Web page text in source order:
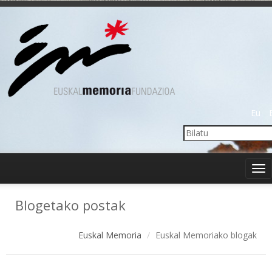
Eu
Blogetako postak
Euskal Memoria Euskal Memoriako blogak